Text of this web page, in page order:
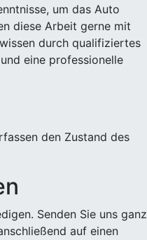
um das Auto
diese Arbeit gerne mit
durch qualifiziertes
eine professionelle
den Zustand des
Senden Sie uns ganz
auf einen